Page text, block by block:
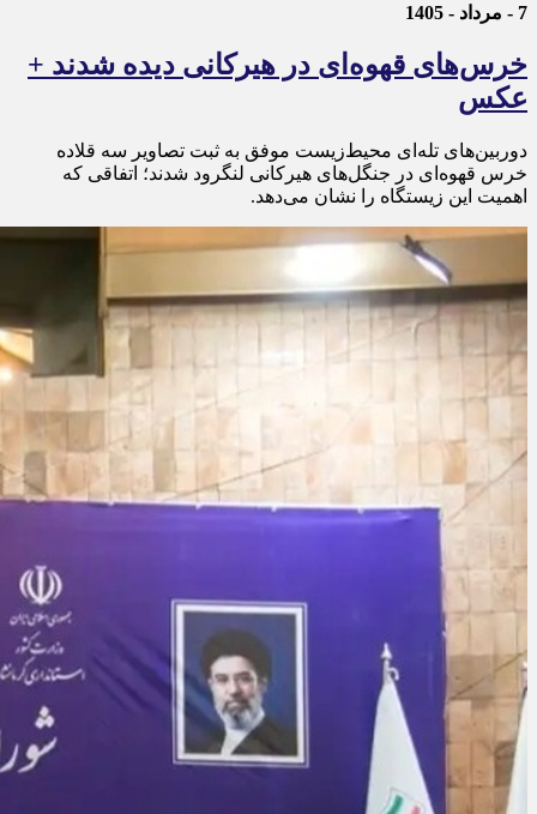
7 - مرداد - 1405
خرس‌های قهوه‌ای در هیرکانی دیده شدند +
عکس
دوربین‌های تله‌ای محیط‌زیست موفق به ثبت تصاویر سه قلاده
خرس قهوه‌ای در جنگل‌های هیرکانی لنگرود شدند؛ اتفاقی که
اهمیت این زیستگاه را نشان می‌دهد.